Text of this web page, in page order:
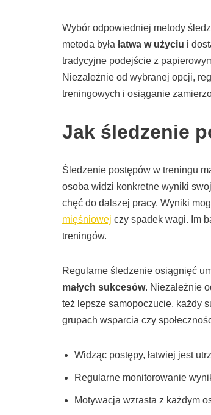
Wybór odpowiedniej metody
metoda była łatwa w użyciu i
tradycyjne podejście z
Niezależnie od wybranej opcji,
treningowych i osiąganie
Jak śledzenie
Śledzenie postępów w treningu
osoba widzi konkretne wyniki
chęć do dalszej pracy. Wyniki
mięśniowej czy spadek wagi. Im
treningów.
Regularne śledzenie osiągnięć
małych sukcesów. Niezależnie
też lepsze samopoczucie, każdy
grupach wsparcia czy
Widząc postępy, łatwiej jest
Regularne monitorowanie
Motywacja wzrasta z każdym